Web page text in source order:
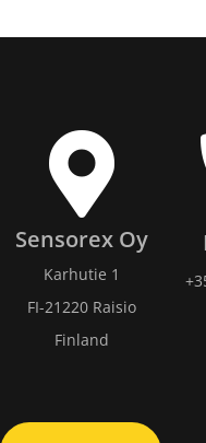
Sensorex Oy
Karhutie 1
FI-21220 Raisio
Finland